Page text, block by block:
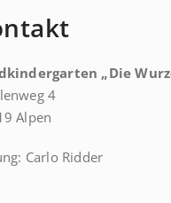
„Die
4
Alpen
Carlo Ridder